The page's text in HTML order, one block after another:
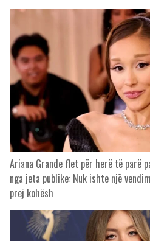
Ariana Grande flet për herë të parë
nga jeta publike: Nuk ishte një
prej kohësh